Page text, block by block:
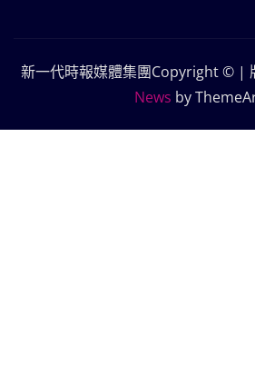
新一代時報媒體集團Copyright © |
News by